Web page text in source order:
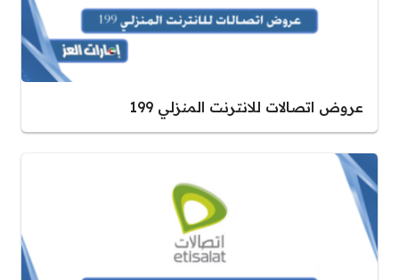
عروض اتصالات للانترنت المنزلي 199